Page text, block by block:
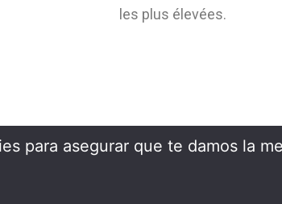
les plus élevées.
para asegurar que te damos la